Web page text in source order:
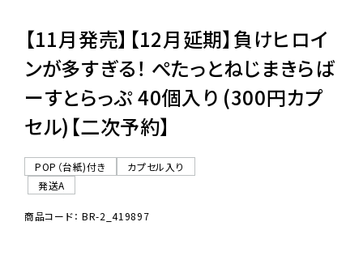
ご利用ガイド
06-6282-7659
【11月発売】【12月延期】負けヒロイ
ンが多すぎる！ ぺたっとねじまきらば
ーすとらっぷ 40個入り (300円カプ
セル)【二次予約】
POP（台紙)付き
カプセル入り
発送A
商品コード： BR-2_419897